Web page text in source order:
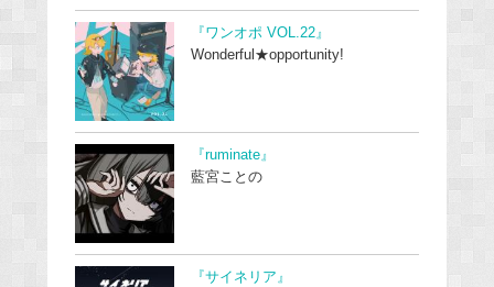
『ワンオポ VOL.22』
Wonderful★opportunity!
『ruminate』
藍宮ことの
『サイネリア』